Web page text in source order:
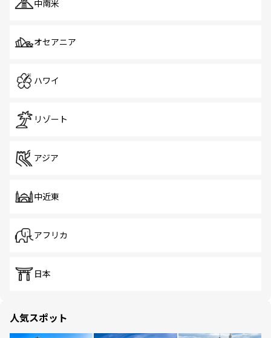
中南米
オセアニア
ハワイ
リゾート
アジア
中近東
アフリカ
日本
人気スポット